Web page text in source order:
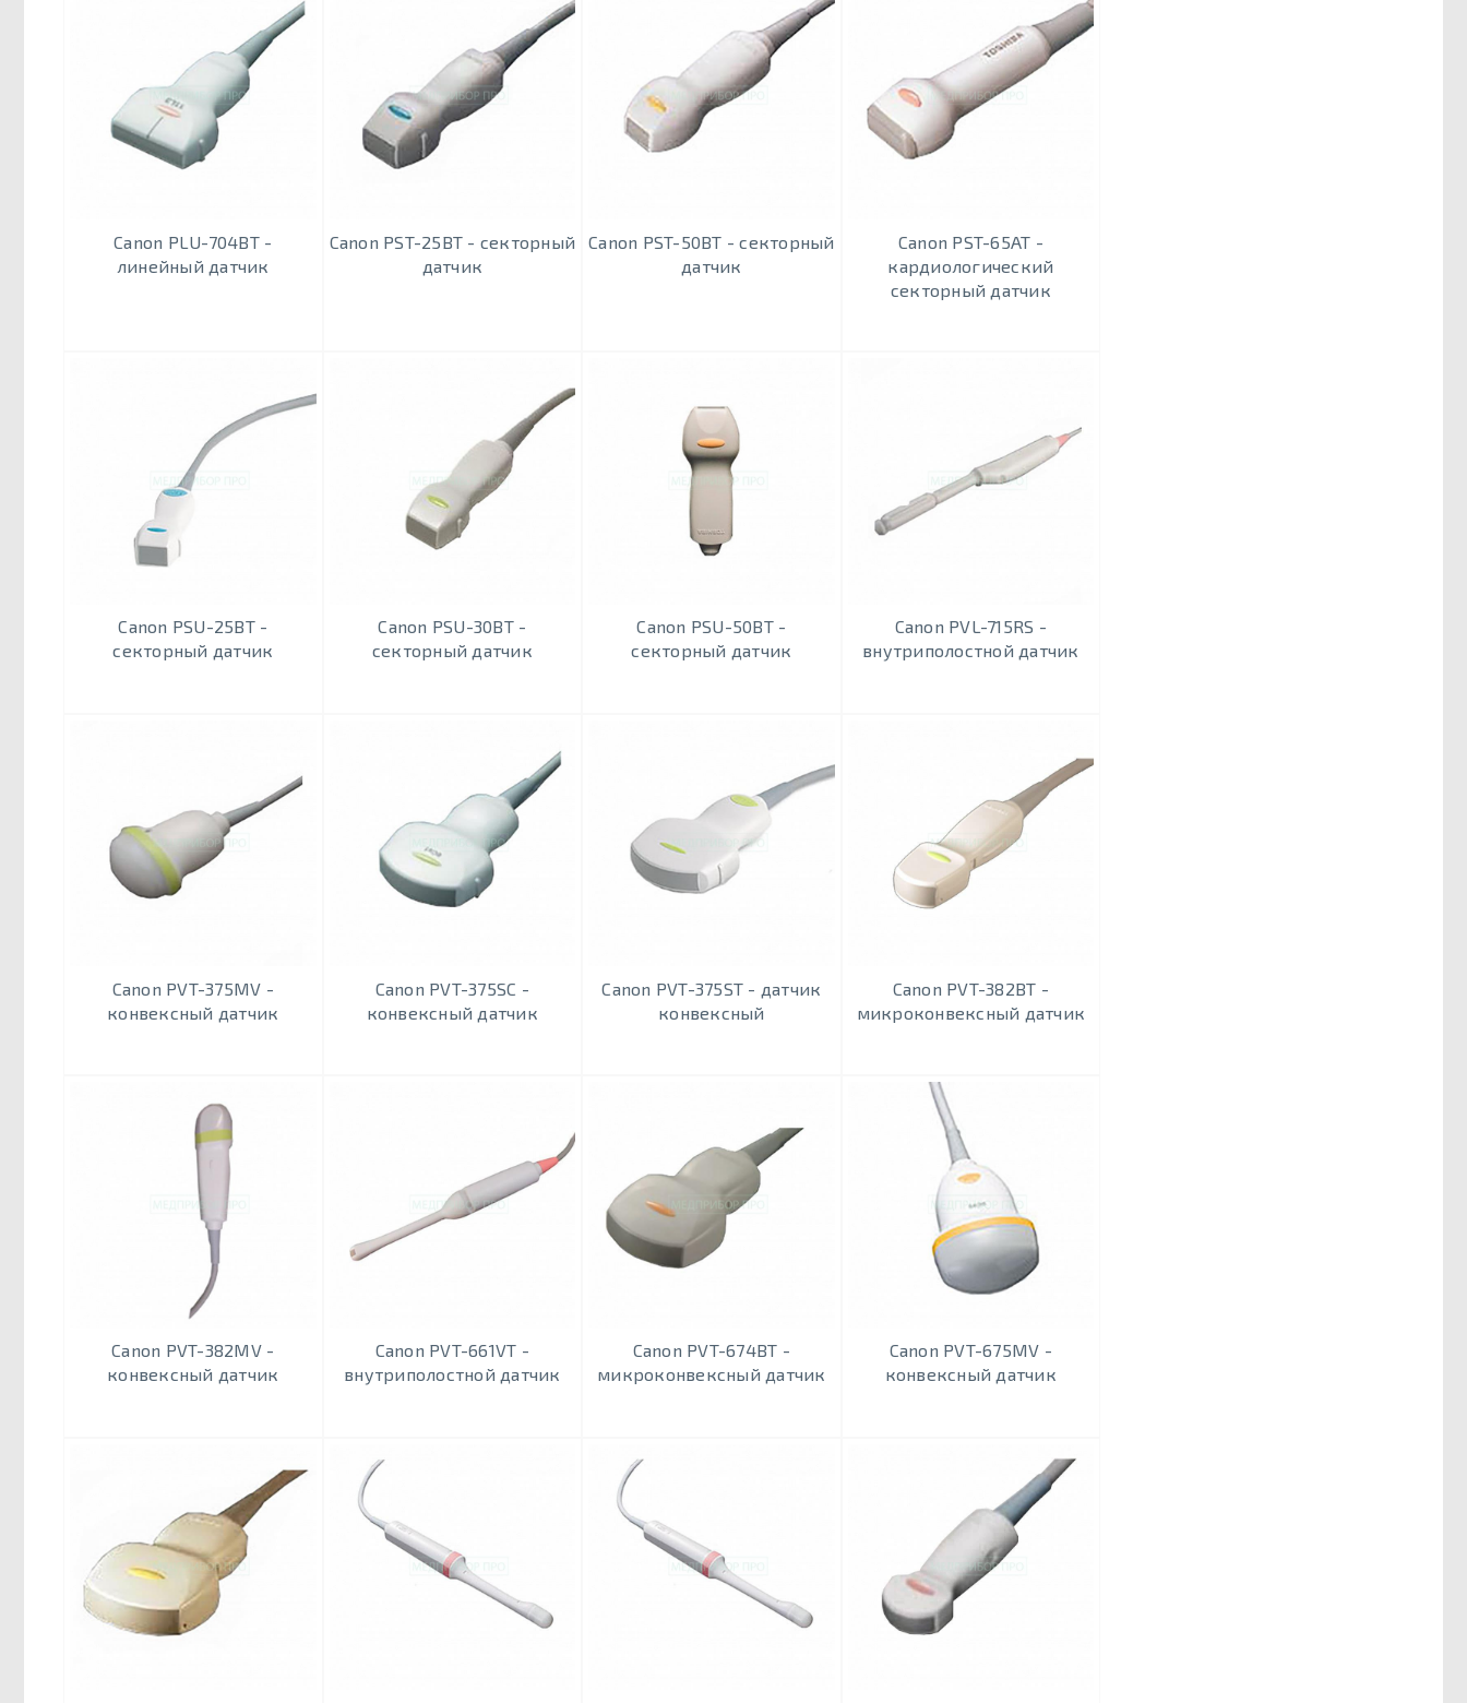
Canon PLU-704BT -
линейный датчик
Canon PST-25BT - секторный
датчик
Canon PST-50BT - секторный
датчик
Canon PST-65AT -
кардиологический
секторный датчик
Canon PSU-25BT -
секторный датчик
Canon PSU-30BT -
секторный датчик
Canon PSU-50BT -
секторный датчик
Canon PVL-715RS -
внутриполостной датчик
Canon PVT-375MV -
конвексный датчик
Canon PVT-375SC -
конвексный датчик
Canon PVT-375ST - датчик
конвексный
Canon PVT-382BT -
микроконвексный датчик
Canon PVT-382MV -
конвексный датчик
Canon PVT-661VT -
внутриполостной датчик
Canon PVT-674BT -
микроконвексный датчик
Canon PVT-675MV -
конвексный датчик